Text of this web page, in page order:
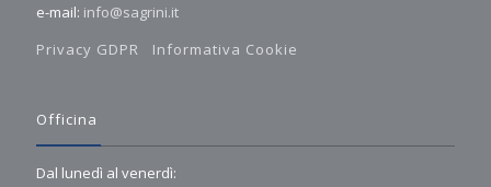
e-mail: info@sagrini.it
Privacy GDPR
Informativa Cookie
Officina
Dal lunedì al venerdì: